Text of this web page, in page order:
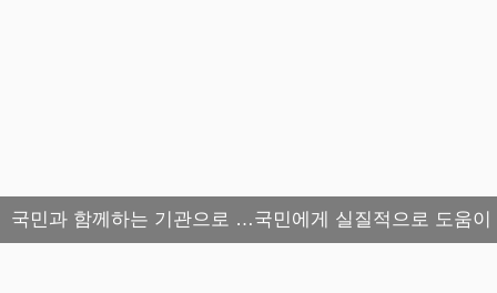
국민과 함께하는 기관으로 …국민에게 실질적으로 도움이